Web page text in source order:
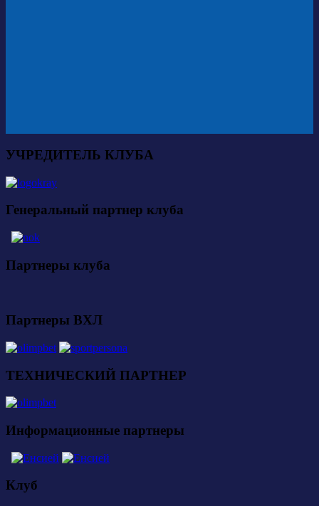
УЧРЕДИТЕЛЬ КЛУБА
Генеральный партнер клуба
Партнеры клуба
Партнеры ВХЛ
ТЕХНИЧЕСКИЙ ПАРТНЕР
Информационные партнеры
Клуб